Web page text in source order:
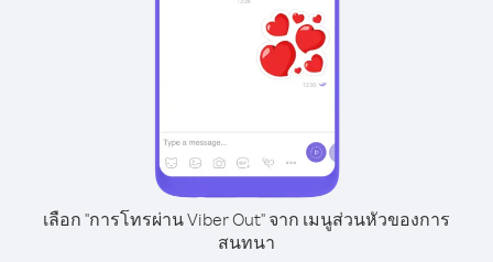
เลือก "การโทรผ่าน Viber Out" จาก เมนูส่วนหัวของการ
สนทนา